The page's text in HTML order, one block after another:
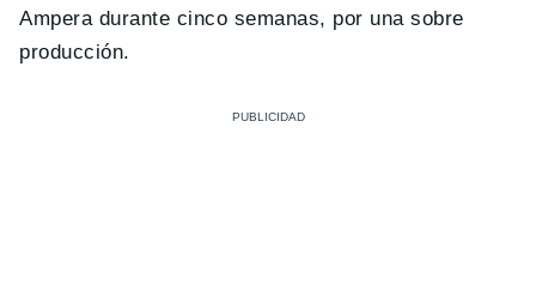
Ampera durante cinco semanas, por una sobre
producción.